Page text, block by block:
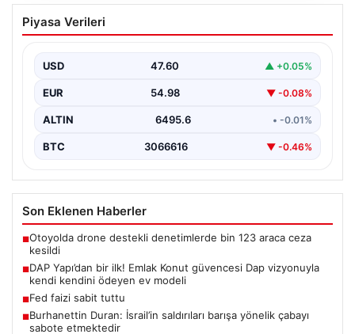
DAP Yapı’dan bir ilk! Emlak Konut
güvencesi Dap vizyonuyla kendi
Piyasa Verileri
USD 47.60 ▲ +0.05%
EUR 54.98 ▼ -0.08%
ALTIN 6495.6 • -0.01%
BTC 3066616 ▼ -0.46%
Son Eklenen Haberler
■Otoyolda drone destekli denetimlerde bin 123 araca ceza
kesildi
■DAP Yapı’dan bir ilk! Emlak Konut güvencesi Dap vizyonuyla
kendi kendini ödeyen ev modeli
■Fed faizi sabit tuttu
■Burhanettin Duran: İsrail’in saldırıları barışa yönelik çabayı
sabote etmektedir